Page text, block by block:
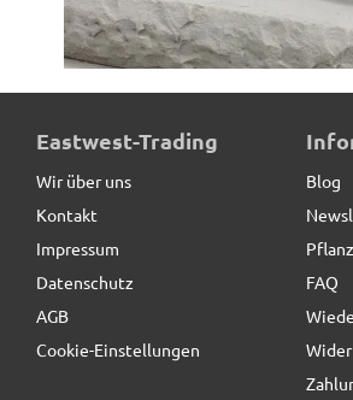
ultrastarke Pflanzenroller für
Eastwest-Trading
Wir über uns
Kontakt
Impressum
Datenschutz
AGB
Cookie-Einstellungen
Blog
FAQ